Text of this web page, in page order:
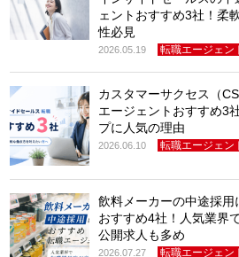
ェントおすすめ3社！柔
性必見
2026.05.19 転職エージェン
カスタマーサクセス（
エージェントおすすめ3
プに人気の理由
2026.06.10 転職エージェン
飲料メーカーの中途採用
おすすめ4社！人気業界
公開求人も多め
2026.07.27 転職エージェン